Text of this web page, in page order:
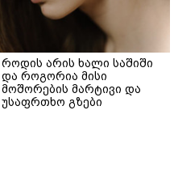
როდის არის ხალი საშიში
და როგორია მისი
მოშორების მარტივი და
უსაფრთხო გზები